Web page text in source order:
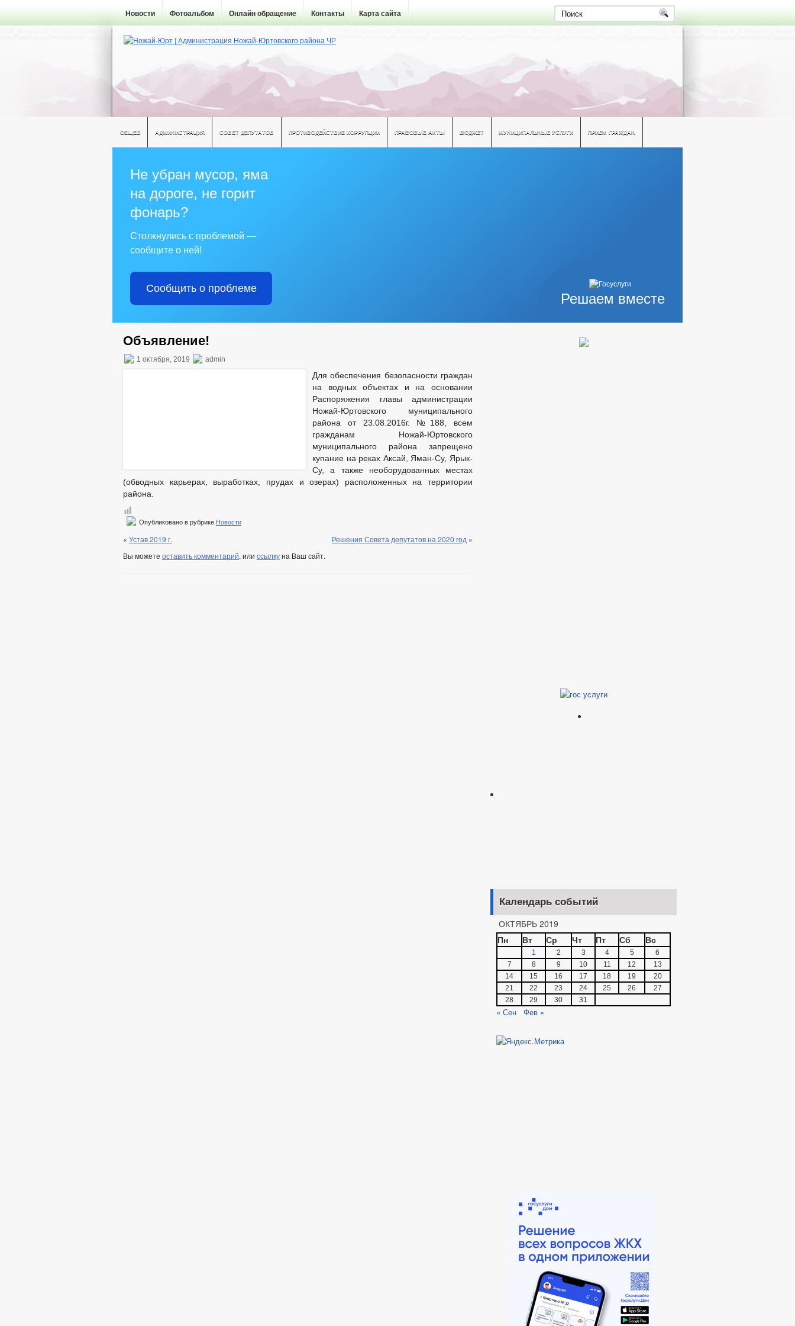
Новости Фотоальбом Онлайн обращение Контакты Карта сайта
ОБЩЕЕ АДМИНИСТРАЦИЯ СОВЕТ ДЕПУТАТОВ ПРОТИВОДЕЙСТВИЕ КОРРУПЦИИ ПРАВОВЫЕ АКТЫ БЮДЖЕТ МУНИЦИПАЛЬНЫЕ УСЛУГИ ПРИЕМ ГРАЖДАН
Решаем вместе
Не убран мусор, яма
на дороге, не горит
фонарь?
Столкнулись с проблемой —
сообщите о ней!
Сообщить о проблеме
Объявление!
1 октября, 2019 admin
Для обеспечения безопасности граждан
на водных объектах и на основании
Распоряжения главы администрации
Ножай-Юртовского муниципального
района от 23.08.2016г. №188, всем
гражданам Ножай-Юртовского
муниципального района запрещено
купание на реках Аксай, Яман-Су, Ярык-
Су, а также необорудованных местах
(обводных карьерах, выработках, прудах и озерах) расположенных на территории
района.
Опубликовано в рубрике Новости
« Устав 2019 г. Решения Совета депутатов на 2020 год »
Вы можете оставить комментарий, или ссылкуна Ваш сайт.
Календарь событий
ОКТЯБРЬ 2019
Пн
Вт Ср Чт Пт Сб Вс
1 2 3 4 5
6
7
8 9 10 11 12
13
14
15 16 17 18 19
20
21
22 23 24 25 26
27
28
29 30 31
« Сен Фев »